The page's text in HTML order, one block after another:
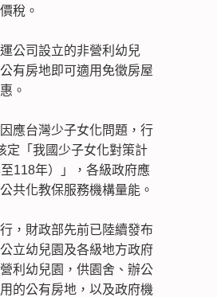
稅。
公司設立的非營利幼兒
有房地即可適用免徵房屋
。
應台灣少子女化問題，行
定「我國少子女化對策計
118年）」，各級政府應
共化教保服務機構量能。
，財政部先前已陸續發布
立幼兒園及各級地方政府
利幼兒園，供園舍、辦公
的公有房地，以及政府機